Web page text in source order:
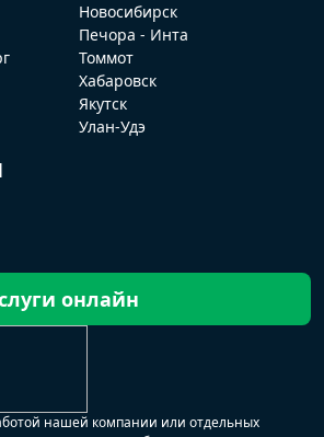
Новосибирск
Печора - Инта
Томмот
Хабаровск
Якутск
Улан-Удэ
онлайн
нашей компании или отдельных